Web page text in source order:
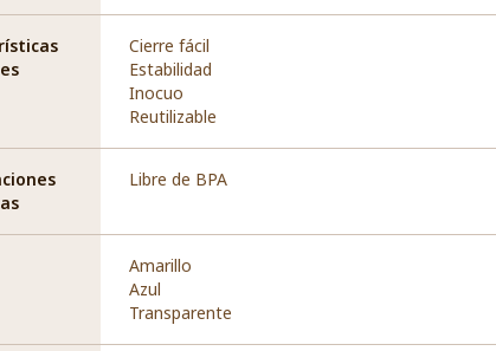
Cierre fácil
Estabilidad
Inocuo
Reutilizable
Libre de BPA
Amarillo
Azul
Transparente